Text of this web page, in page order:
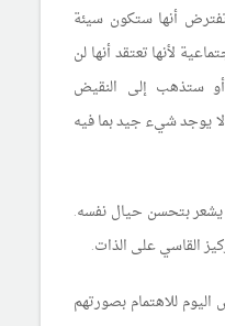
أنها ستكون سيئة
لأنها تعتقد أنها لن
ستذهب إلى النقيض
يوجد شيء جيد بما فيه
يشعر بتحسن حيال نفسه.
القاسي على الذات.
للاهتمام بصورتهم